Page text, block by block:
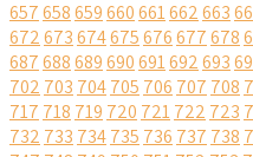
657658659660661662663
672673674675676677678
687688689690691692693
702 703 704705 706 707 708
717 718 719 720 721722 723
732 733 734735 736 737 738